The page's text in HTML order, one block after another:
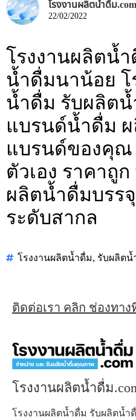
โรงงานผลิตน้ำดื่ม.com
22/02/2022
โรงงานผลิตน้ำ
น้ำดื่มนาน้อย โ
น้ำดื่ม รับผลิตน้
แบรนด์น้ำดื่ม
แบรนด์ของคุณ
ตัวเอง ราคาถู
ผลิตน้ำดื่มบรร
ระดับสากล
โรงงานผลิตน้ำดื่ม, รับผลิตน้
ติดต่อเรา คลิก ช่องทาง
โรงงานผลิตน้ำดื่ม
โรงงานผลิตน้ำดื่ม รับผลิตน้